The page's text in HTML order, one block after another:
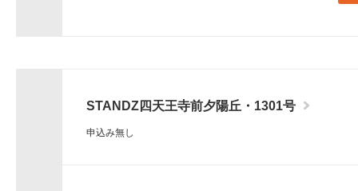
STANDZ四天王寺前夕陽丘・1301号
申込み無し